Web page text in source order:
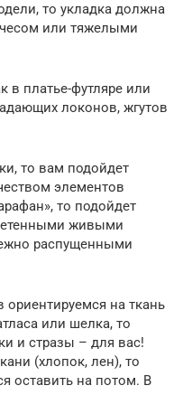
то укладка должна
или тяжелыми
в платье-футляре или
локонов, жгутов
то вам подойдет
элементов
то подойдет
живыми
распущенными
ориентируемся на ткань
или шелка, то
и стразы – для вас!
(хлопок, лен), то
оставить на потом. В